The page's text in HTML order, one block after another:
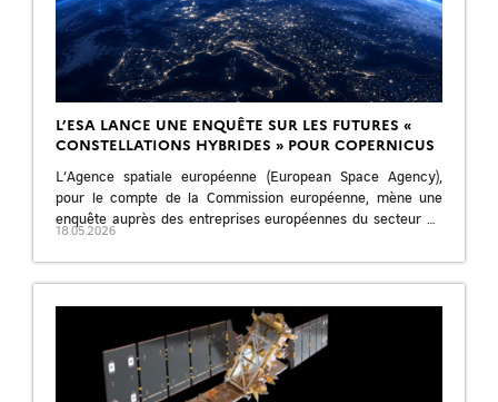
L’ESA LANCE UNE ENQUÊTE SUR LES FUTURES «
CONSTELLATIONS HYBRIDES » POUR COPERNICUS
L’Agence spatiale européenne (European Space Agency),
pour le compte de la Commission européenne, mène une
enquête auprès des entreprises européennes du secteur de
l’observation de la Terre afin d’identifier des […]
18.05.2026